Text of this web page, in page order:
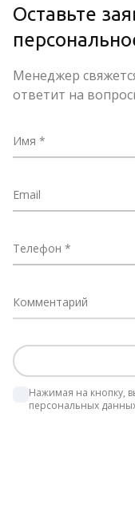
Оставьте
Менеджер
ответит на
Имя
Email
Телефон
Комментарий
Нажимая на кнопку,
персональных